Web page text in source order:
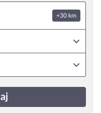
+30 km